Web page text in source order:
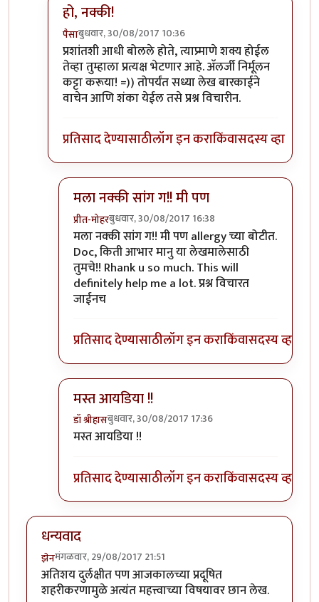
हो, नक्की!
पैसाबुधवार, 30/08/2017 10:36
In reply toतुम्ही प्रश्न विचारणं सुरूbyडॉ श्रीहास
प्रशांतशी आधी बोलले होते, त्याप्र्माणे शक्य होईल
तेव्हा तुम्हाला प्रत्यक्ष भेटणार आहे. अ‍ॅलर्जी निर्मूलन
कट्टा करूया! =)) तोपर्यंत सध्या लेख बारकाईने
वाचेन आणि शंका येईल तसे प्रश्न विचारीन.
प्रतिसाद देण्यासाठीलॉग इन कराकिंवासदस्य व्हा
मला नक्की सांग ग!! मी पण
प्रीत-मोहरबुधवार, 30/08/2017 16:38
In reply toहो, नक्की!byपैसा
मला नक्की सांग ग!! मी पण allergy च्या बोटीत.
Doc, किती आभार मानु या लेखमालेसाठी
तुमचे!! Rhank u so much. This will
definitely help me a lot. प्रश्न विचारत
जाईनच
प्रतिसाद देण्यासाठीलॉग इन कराकिंवासदस्य व्हा
मस्त आयडिया !!
डॉ श्रीहासबुधवार, 30/08/2017 17:36
In reply toहो, नक्की!
मस्त आयडिया !!
प्रतिसाद देण्यासाठीलॉग इन कराकिंवासदस्य व्हा
धन्यवाद
झेनमंगळवार, 29/08/2017 21:51
अतिशय दुर्लक्षीत पण आजकालच्या प्रदूषित
शहरीकरणामुळे अत्यंत महत्त्वाच्या विषयावर छान लेख.